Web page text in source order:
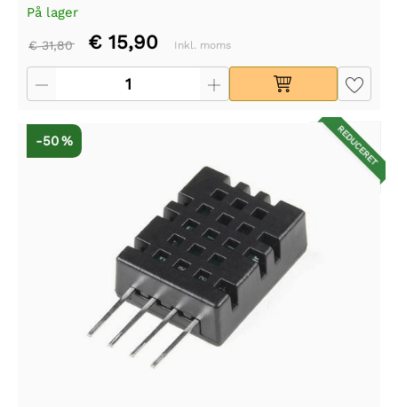
På lager
€ 31,80 € 15,90 Inkl. moms
REDUCERET
-50 %